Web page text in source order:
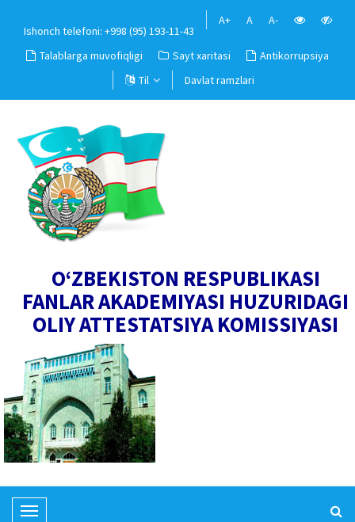
Ishonch telefoni: +998 (95) 193-11-43
A+ A A-
Talablarga muvofiqligi Sayt xaritasi
Antikorrupsiya
Til
Davlat ramzlari
O‘ZBEKISTON RESPUBLIKASI
FANLAR AKADEMIYASI HUZURIDAGI
OLIY ATTESTATSIYA KOMISSIYASI
T